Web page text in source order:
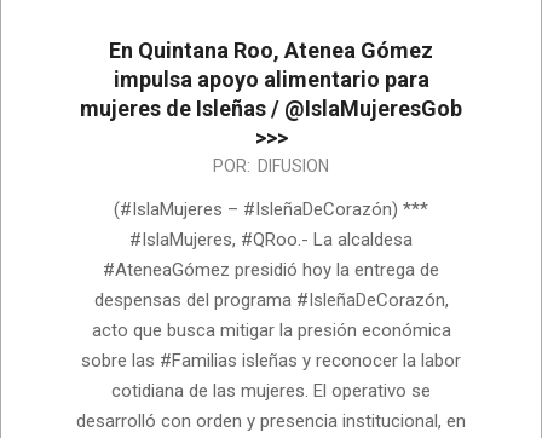
En Quintana Roo, Atenea Gómez
impulsa apoyo alimentario para
mujeres de Isleñas / @IslaMujeresGob
>>>
POR: DIFUSION
(#IslaMujeres – #IsleñaDeCorazón) ***
#IslaMujeres, #QRoo.- La alcaldesa
#AteneaGómez presidió hoy la entrega de
despensas del programa #IsleñaDeCorazón,
acto que busca mitigar la presión económica
sobre las #Familias isleñas y reconocer la labor
cotidiana de las mujeres. El operativo se
desarrolló con orden y presencia institucional, en